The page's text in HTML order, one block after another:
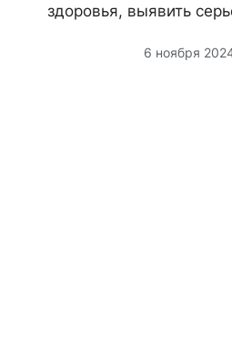
здоровья, выявить
6 ноября